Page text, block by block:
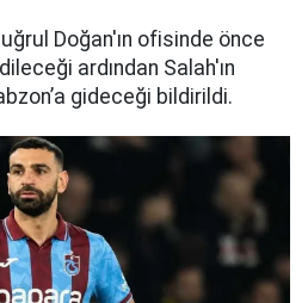
Doğan'ın ofisinde önce
ardından Salah'ın
gideceği bildirildi.